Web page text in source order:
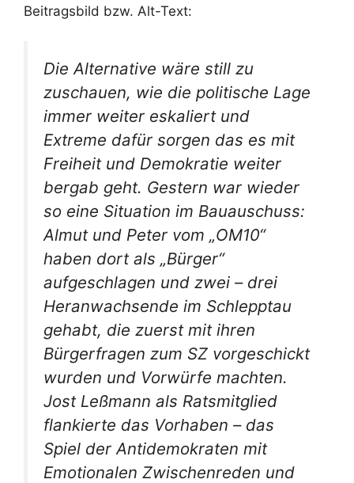
Beitragsbild bzw. Alt-Text:
Die Alternative wäre still zu
zuschauen, wie die politische Lage
immer weiter eskaliert und
Extreme dafür sorgen das es mit
Freiheit und Demokratie weiter
bergab geht. Gestern war wieder
so eine Situation im Bauauschuss:
Almut und Peter vom „OM10“
haben dort als „Bürger“
aufgeschlagen und zwei – drei
Heranwachsende im Schlepptau
gehabt, die zuerst mit ihren
Bürgerfragen zum SZ vorgeschickt
wurden und Vorwürfe machten.
Jost Leßmann als Ratsmitglied
flankierte das Vorhaben – das
Spiel der Antidemokraten mit
Emotionalen Zwischenreden und